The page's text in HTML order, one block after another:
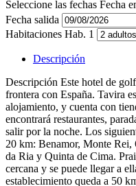
Seleccione las fechas Fecha
Fecha salida
Habitaciones Hab. 1
Descripción
Descripción Este hotel de
frontera con España. Tavira
alojamiento, y cuenta con
encontrará restaurantes,
salir por la noche. Los
20 km: Benamor, Monte
da Ria y Quinta de Cima.
cercana y se puede llegar a
establecimiento queda a 50